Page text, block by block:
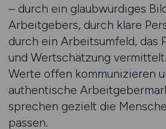
– durch ein glaubwürdiges
Arbeitgebers, durch klare
durch ein Arbeitsumfeld, das
und Wertschätzung
Werte offen kommunizieren
authentische
sprechen gezielt die
passen.